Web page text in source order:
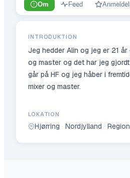
Om Feed
INTRODUKTION
Jeg hedder Alin og jeg er 21 år
og master og det har jeg
går på HF og jeg håber i
mixer og master.
LOKATION
Hjørring · Nordjylland ·